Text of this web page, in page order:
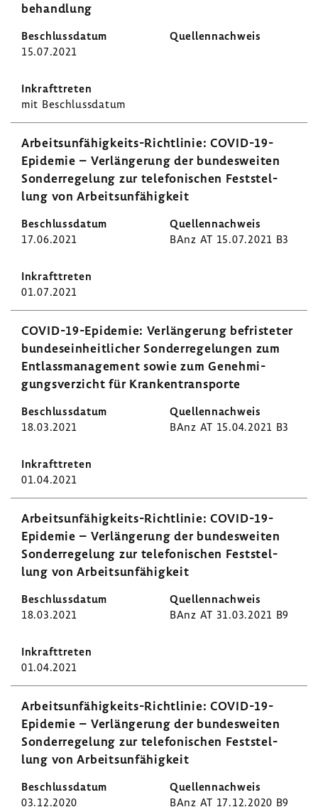
be­hand­lung
15.07.2021
mit Beschluss­datum
Arbeitsunfähigkeits-​Richtlinie: COVID-​19-
Epidemie – Verlän­ge­rung der bundes­weiten
Sonder­re­ge­lung zur tele­fo­ni­schen Fest­stel­
lung von Arbeits­un­fä­hig­keit
17.06.2021 BAnz AT 15.07.2021 B3
01.07.2021
COVID-​19-Epidemie: Verlän­ge­rung befris­teter
bundes­ein­heit­li­cher Sonder­re­ge­lungen zum
Entlass­ma­nage­ment sowie zum Geneh­mi­
gungs­ver­zicht für Kran­ken­trans­porte
18.03.2021 BAnz AT 15.04.2021 B3
01.04.2021
Arbeitsunfähigkeits-​Richtlinie: COVID-​19-
Epidemie – Verlän­ge­rung der bundes­weiten
Sonder­re­ge­lung zur tele­fo­ni­schen Fest­stel­
lung von Arbeits­un­fä­hig­keit
18.03.2021 BAnz AT 31.03.2021 B9
01.04.2021
Arbeitsunfähigkeits-​Richtlinie: COVID-​19-
Epidemie – Verlän­ge­rung der bundes­weiten
Sonder­re­ge­lung zur tele­fo­ni­schen Fest­stel­
lung von Arbeits­un­fä­hig­keit
03.12.2020 BAnz AT 17.12.2020 B9